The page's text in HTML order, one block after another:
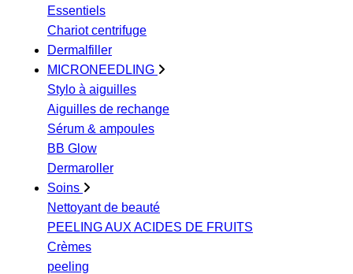
Essentiels
Chariot centrifuge
Dermalfiller
MICRONEEDLING
Stylo à aiguilles
Aiguilles de rechange
Sérum & ampoules
BB Glow
Dermaroller
Soins
Nettoyant de beauté
PEELING AUX ACIDES DE FRUITS
Crèmes
peeling